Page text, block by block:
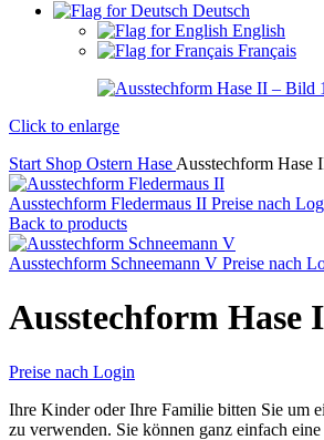
Deutsch
English
Français
Click to enlarge
Start Shop Ostern Hase Ausstechform Hase
Ausstechform Fledermaus II Preise nach
Back to products
Ausstechform Schneemann V Preise nach
Ausstechform Hase
Preise nach Login
Ihre Kinder oder Ihre Familie bitten Sie um
zu verwenden. Sie können ganz einfach